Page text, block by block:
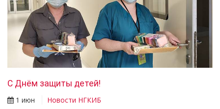
С Днём защиты детей!
1 июн
Новости НГКИБ